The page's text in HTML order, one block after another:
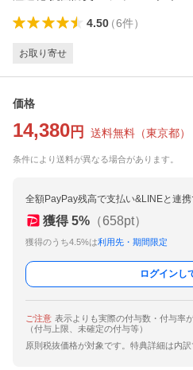
4.50（6件）
お取り寄せ
価格
14,380 円 送料無料 （東京都）
条件により送料が異なる場合があります。
全額PayPay残高で支払い&LINEと連
獲得 5% （658pt）
獲得のうち4.5%は利用先・期間限定
ログインし
ご注意 表示よりも実際の付与数・付与率
（付与上限、未確定の付与等）
原則税抜価格が対象です。特典詳細は内訳